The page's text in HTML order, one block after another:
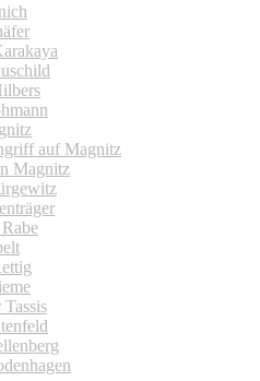
auf Magnitz
Magnitz